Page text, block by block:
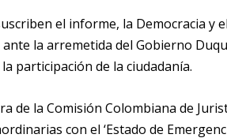
el informe, la Democracia y
la arremetida del Gobierno
participación de la ciudadanía.
de la Comisión Colombiana de
con el ‘Estado de